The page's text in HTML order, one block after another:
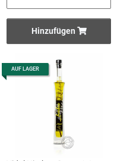
Hinzufügen
AUF LAGER